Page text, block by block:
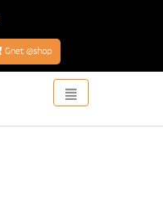
Gnet eshop
Toggle